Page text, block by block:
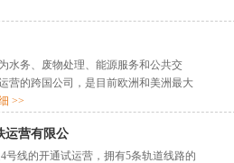
务、废物处理、能源服务和公共交
营的跨国公司，是目前欧洲和美洲最大
>>
运营有限公
号线的开通试运营，拥有5条轨道线路的